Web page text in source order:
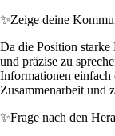
✨Zeige deine
Da die Position
und präzise zu
Informationen einfach
Zusammenarbeit und
✨Frage nach den